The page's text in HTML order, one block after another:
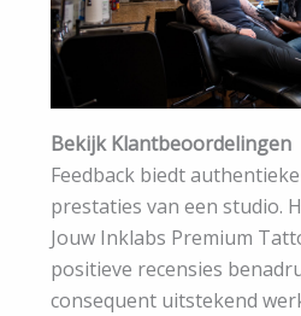
Bekijk Klantbeoordelingen
Feedback biedt
prestaties van een studio.
Jouw Inklabs Premium
positieve recensies
consequent uitstekend